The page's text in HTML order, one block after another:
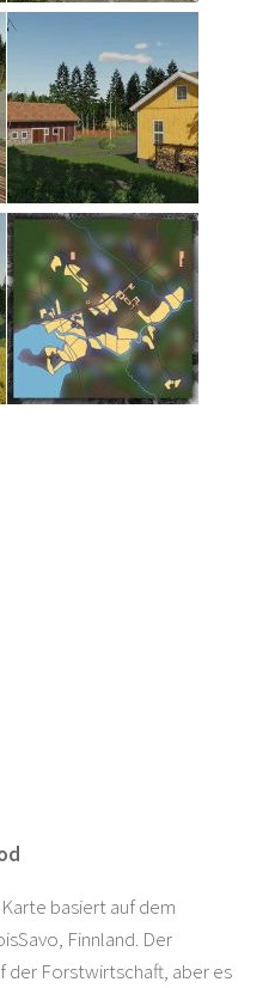
basiert auf dem
Finnland. Der
der Forstwirtschaft, aber es